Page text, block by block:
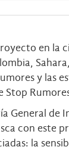
en la
y las
General
con este
la